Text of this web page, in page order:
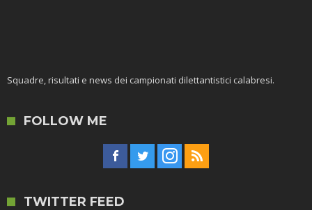
Squadre, risultati e news dei campionati dilettantistici calabresi.
FOLLOW ME
TWITTER FEED